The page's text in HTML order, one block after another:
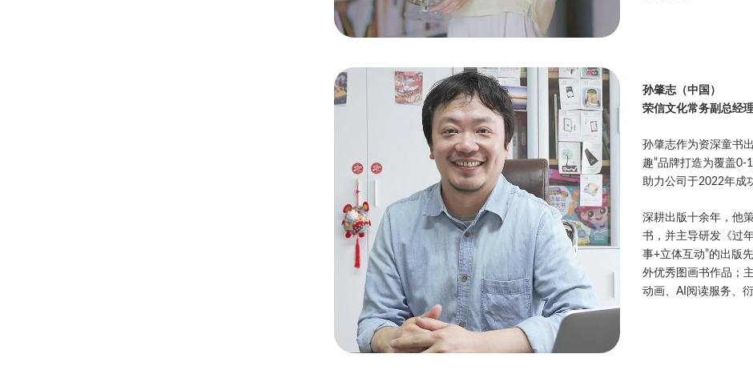
孙肇志（中国）
荣信文化常务副总经
孙肇志作为资深童书
趣”品牌打造为覆盖0-
助力公司于2022年成
深耕出版十余年，他
书，并主导研发《过
事+立体互动”的出版
外优秀图画书作品；
动画、AI阅读服务、